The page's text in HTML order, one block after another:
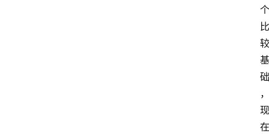
个
比
较
基
础
，
现
在